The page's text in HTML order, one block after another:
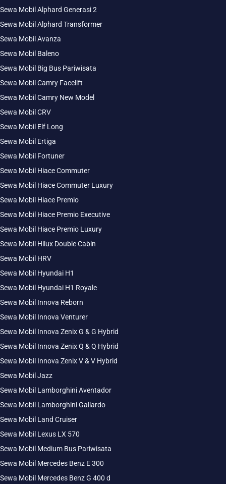
Sewa Mobil Alphard Generasi 2
Sewa Mobil Alphard Transformer
Sewa Mobil Avanza
Sewa Mobil Baleno
Sewa Mobil Big Bus Pariwisata
Sewa Mobil Camry Facelift
Sewa Mobil Camry New Model
Sewa Mobil CRV
Sewa Mobil Elf Long
Sewa Mobil Ertiga
Sewa Mobil Fortuner
Sewa Mobil Hiace Commuter
Sewa Mobil Hiace Commuter Luxury
Sewa Mobil Hiace Premio
Sewa Mobil Hiace Premio Executive
Sewa Mobil Hiace Premio Luxury
Sewa Mobil Hilux Double Cabin
Sewa Mobil HRV
Sewa Mobil Hyundai H1
Sewa Mobil Hyundai H1 Royale
Sewa Mobil Innova Reborn
Sewa Mobil Innova Venturer
Sewa Mobil Innova Zenix G & G Hybrid
Sewa Mobil Innova Zenix Q & Q Hybrid
Sewa Mobil Innova Zenix V & V Hybrid
Sewa Mobil Jazz
Sewa Mobil Lamborghini Aventador
Sewa Mobil Lamborghini Gallardo
Sewa Mobil Land Cruiser
Sewa Mobil Lexus LX 570
Sewa Mobil Medium Bus Pariwisata
Sewa Mobil Mercedes Benz E 300
Sewa Mobil Mercedes Benz G 400 d